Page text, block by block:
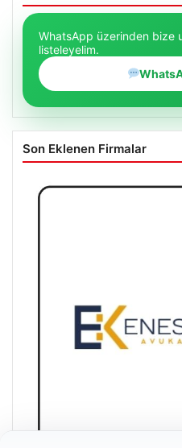
WhatsApp üzerinden bize
listeleyelim.
Son Eklenen Firmalar